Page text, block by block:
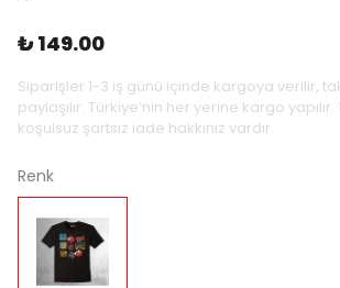
₺ 149.00
Siparişler 1-3 iş günü içinde kargoya verilir,
paylaşılır. Türkiye’nin her yerine kargo
koşulsuz şartsız iade hakkınız vardır.
Renk